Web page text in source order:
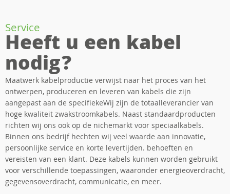
Service
Heeft u een kabel
nodig?
Maatwerk kabelproductie verwijst naar het proces van het
ontwerpen, produceren en leveren van kabels die zijn
aangepast aan de specifiekeWij zijn de totaalleverancier van
hoge kwaliteit zwakstroomkabels. Naast standaardproducten
richten wij ons ook op de nichemarkt voor speciaalkabels.
Binnen ons bedrijf hechten wij veel waarde aan innovatie,
persoonlijke service en korte levertijden. behoeften en
vereisten van een klant. Deze kabels kunnen worden gebruikt
voor verschillende toepassingen, waaronder energieoverdracht,
gegevensoverdracht, communicatie, en meer.